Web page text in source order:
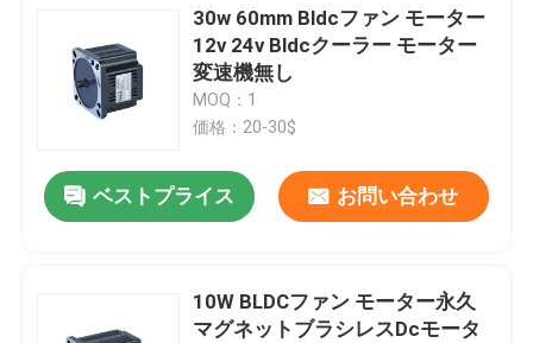
30w 60mm Bldcファン モーター
12v 24v Bldcクーラー モーター
変速機無し
MOQ：1
価格：20-30$
ベストプライス お問い合わせ
10W BLDCファン モーター永久
マグネットブラシレスDcモータ